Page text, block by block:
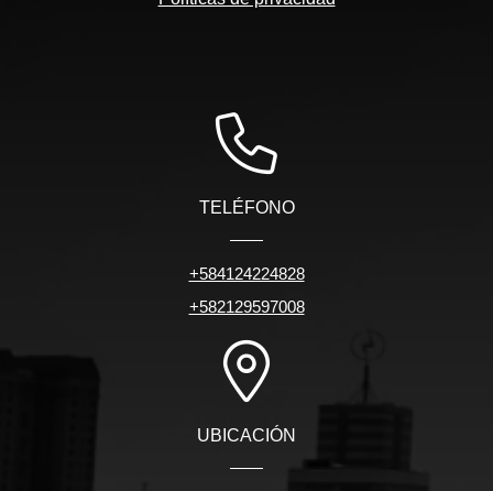
TELÉFONO
+584124224828
+582129597008
UBICACIÓN